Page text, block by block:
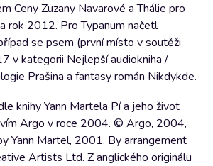
Ceny Zuzany Navarové a Thálie pro
rok 2012. Pro Typanum načetl
se psem (první místo v soutěži
v kategorii Nejlepší audiokniha /
Prašina a fantasy román Nikdykde.
knihy Yann Martela Pí a jeho život
Argo v roce 2004. © Argo, 2004,
Yann Martel, 2001. By arrangement
Artists Ltd. Z anglického originálu